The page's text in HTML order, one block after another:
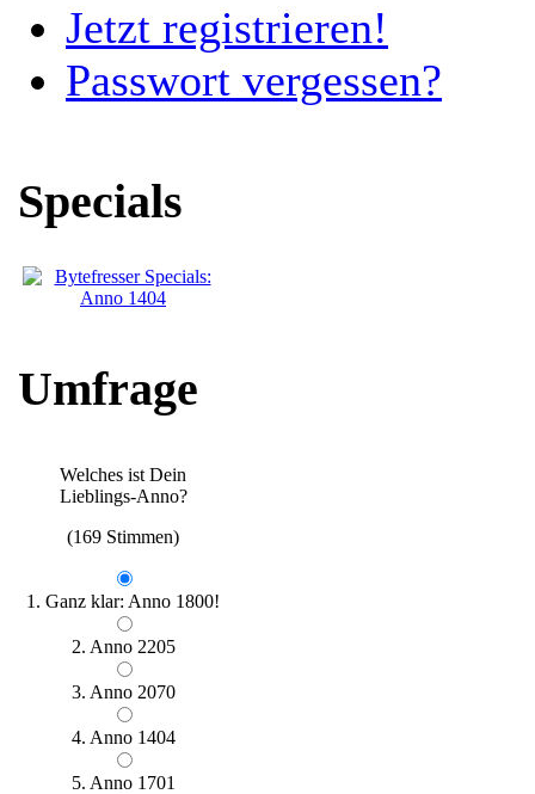
Jetzt registrieren!
Passwort vergessen?
Specials
Umfrage
Welches ist Dein
Lieblings-Anno?
(169 Stimmen)
1. Ganz klar: Anno 1800!
2. Anno 2205
3. Anno 2070
4. Anno 1404
5. Anno 1701